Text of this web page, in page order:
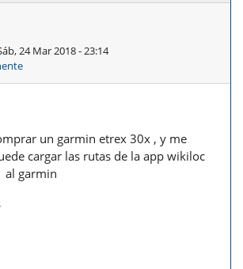
24 Mar 2018 - 23:14
un garmin etrex 30x , y me
cargar las rutas de la app wikiloc
al garmin